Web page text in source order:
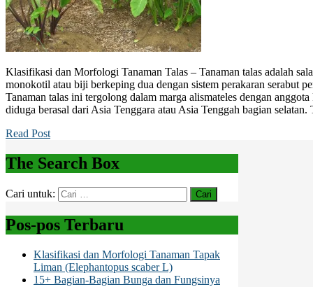
Klasifikasi dan Morfologi Tanaman Talas – Tanaman talas adalah
monokotil atau biji berkeping dua dengan sistem perakaran serabut
Tanaman talas ini tergolong dalam marga alismateles dengan
diduga berasal dari Asia Tenggara atau Asia Tenggah bagian
Read Post
The Search Box
Cari untuk:
Pos-pos Terbaru
Klasifikasi dan Morfologi Tanaman Tapak
Liman (Elephantopus scaber L)
15+ Bagian-Bagian Bunga dan Fungsinya